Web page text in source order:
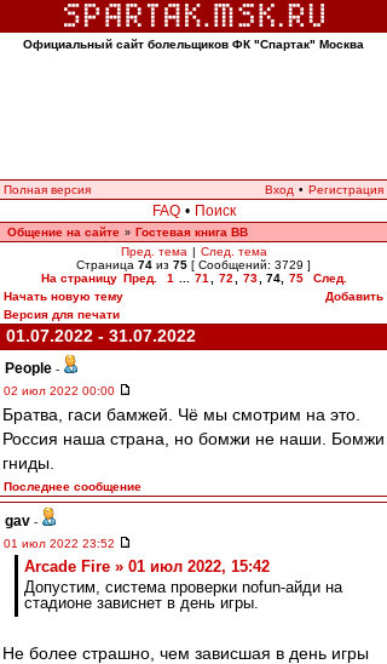
Официальный сайт болельщиков ФК "Спартак" Москва
Полная версия Вход • Регистрация
FAQ • Поиск
Общение на сайте » Гостевая книга ВВ
Пред. тема | След. тема
Страница 74 из 75 [ Сообщений: 3729 ]
На страницу Пред. 1 71 72 73 74, 75
След.
Начать новую тему
Добавить
Версия для печати
01.07.2022 - 31.07.2022
People -
02 июл 2022 00:00
Братва, гаси бамжей. Чё мы смотрим на это.
Россия наша страна, но бомжи не наши. Бомжи
гниды.
Последнее сообщение
gav -
01 июл 2022 23:52
Arcade Fire » 01 июл 2022, 15:42
Допустим, система проверки nofun-айди на
стадионе зависнет в день игры.
Не более страшно, чем зависшая в день игры